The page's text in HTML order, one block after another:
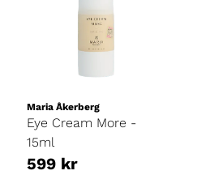
Maria Åkerberg
Eye Cream More -
15ml
599 kr